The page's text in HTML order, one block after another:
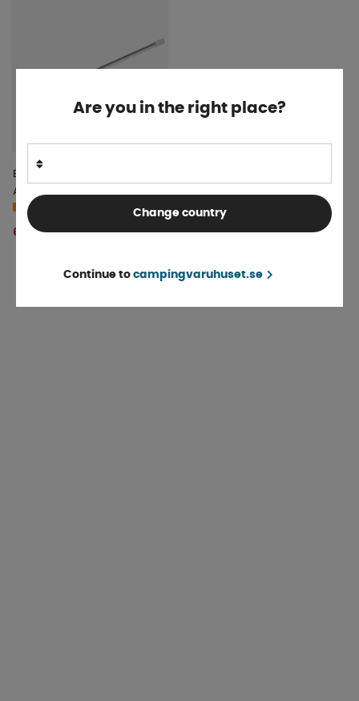
Ben Till Vintermarkis i
Aluminium 1-Pack
4-9 dagar
600 kr KÖP!
Are you in the right place?
Change country
Continue to campingvaruhuset.se